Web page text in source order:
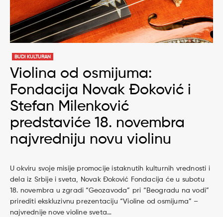
BUDI KULTURAN
Violina od osmijuma:
Fondacija Novak Đoković i
Stefan Milenković
predstaviće 18. novembra
najvredniju novu violinu
U okviru svoje misije promocije istaknutih kulturnih vrednosti i
dela iz Srbije i sveta, Novak Đoković Fondacija će u subotu
18. novembra u zgradi “Geozavoda” pri “Beogradu na vodi”
prirediti ekskluzivnu prezentaciju “Violine od osmijuma” –
najvrednije nove violine sveta…